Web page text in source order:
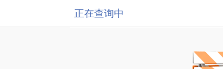
正在查询中